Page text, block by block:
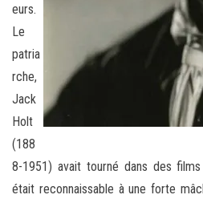
eurs.
Le
patria
rche,
Jack
Holt
(188
8-1951) avait tourné dans des
était reconnaissable à une forte